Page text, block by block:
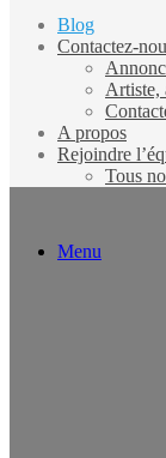
Blog
Contactez-
Artiste,
A propos
Rejoindre
Tous
Menu